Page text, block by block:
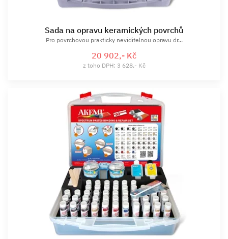
Sada na opravu keramických povrchů
Pro povrchovou prakticky neviditelnou opravu dr...
20 902,- Kč
z toho DPH: 3 628,- Kč